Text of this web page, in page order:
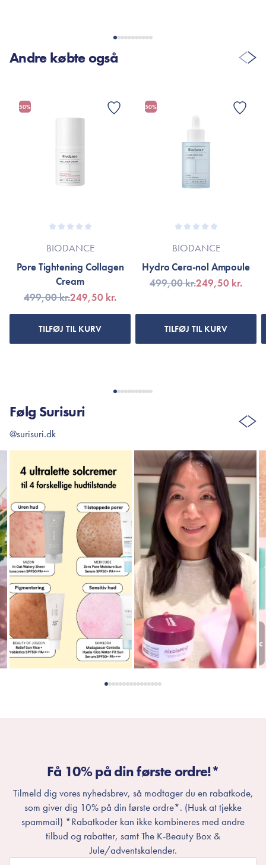
Andre købte også
50%
BIODANCE
Pore Tightening Collagen
Cream
499,00 kr.249,50 kr.
TILFØJ TIL KURV
50%
BIODANCE
Hydro Cera-nol Ampoule
499,00 kr.249,50 kr.
TILFØJ TIL KURV
Følg Surisuri
@surisuri.dk
Få 10% på din første ordre!*
Tilmeld dig vores nyhedsbrev, så modtager du en rabatkode,
som giver dig 10% på din første ordre*. (Husk at tjekke
spammail) *Rabatkoder kan ikke kombineres med andre
tilbud og rabatter, samt The K-Beauty Box &
Jule/adventskalender.